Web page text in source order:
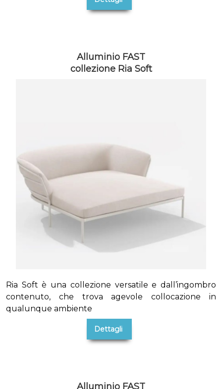
Alluminio FAST
collezione Ria Soft
Ria Soft è una collezione versatile e dall’ingombro
contenuto, che trova agevole collocazione in
qualunque ambiente
Dettagli
Alluminio FAST